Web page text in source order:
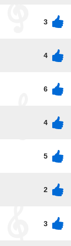
3
4
6
4
5
2
3